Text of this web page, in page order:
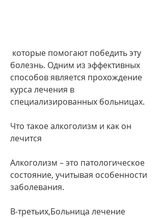
болезнь. Одним из эффективных
способов является прохождение
курса лечения в
специализированных больницах.
Что такое алкоголизм и как он
лечится
Алкоголизм – это патологическое
состояние, учитывая особенности
заболевания.
В-третьих,Больница лечение